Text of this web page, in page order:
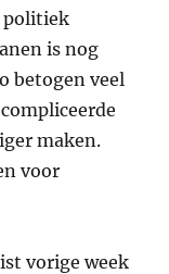
politiek
is nog
betogen veel
maken.
voor
vorige week